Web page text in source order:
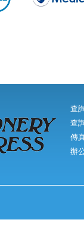
查
查
傳
辦